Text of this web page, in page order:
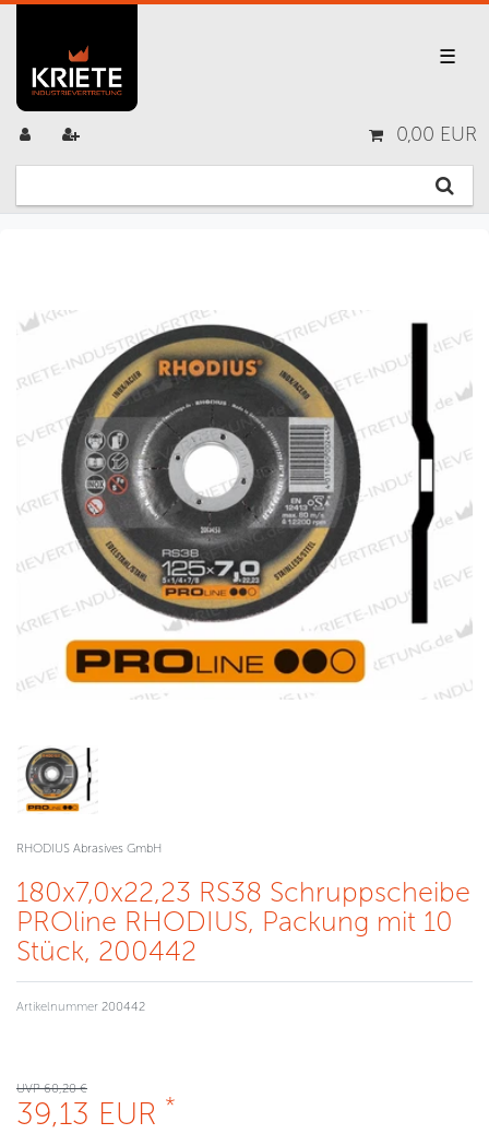
☰
0,00 EUR
RHODIUS Abrasives GmbH
180x7,0x22,23 RS38 Schruppscheibe
PROline RHODIUS, Packung mit 10
Stück, 200442
Artikelnummer 200442
UVP 60,20 €
39,13 EUR *